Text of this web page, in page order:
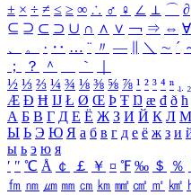
± × ÷ ≠ ≤ ≥ ∞ ∴ ♂ ♀ ∠ ⊥ ⌒ ∂
⊆ ⊇ ⊂ ⊃ ∪ ∩ ∧ ∨ ￢ ⇒ ⇔ ∀
、
。 · ‥ … ¨ 〃 ― ＼ ∼ ´
；
？ ＾ ｀
½ ⅓ ⅔ ¼ ¾ ⅛ ⅜ ⅝ ⅞ ¹ ² ³ ⁴ ⁿ ₁ ₂
Æ Ð Ħ Ĳ Ł Ø Œ Þ Ŧ Ŋ æ đ ð ħ
А Б В Г Д Е Ё Ж З И Й К Л М
Ы Ь Э Ю Я а б в г д е ё ж з и
ы ь э ю я
′ ″ ℃ Å ￠ ￡ ￥ ¤ ℉ ‰ ＄ ％
㎙ ㎚ ㎛ ㎜ ㎝ ㎞ ㎟ ㎠ ㎡ ㎢